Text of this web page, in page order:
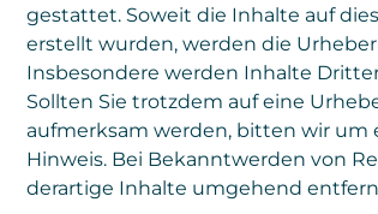
gestattet. Soweit die Inhalte auf
erstellt wurden, werden die
Insbesondere werden Inhalte
Sollten Sie trotzdem auf eine
aufmerksam werden, bitten wir um
Hinweis. Bei Bekanntwerden von
derartige Inhalte umgehend